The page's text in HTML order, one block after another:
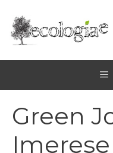
contenuto
Green